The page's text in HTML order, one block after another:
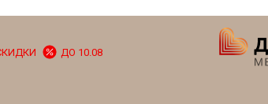
ДО 10.08